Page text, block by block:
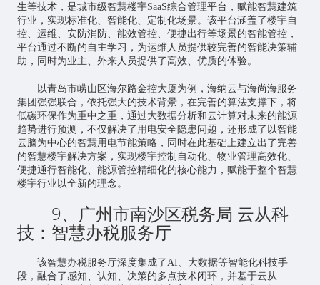
生等技术，是城市级智慧楼宇SaaS综合管理平台，赋能智慧建筑
行业，实现标准化、智能化、定制化场景。该平台涵盖了楼宇自
控、运维、安防消防、能效管控、便捷出行等场景的智能管控，
平台通过不断的自主学习，为运维人员提供较完善的智能决策辅
助，同时为业主、外来人员提供了高效、优质的体验。
以青岛市崂山区海尔路金控大厦为例，海纳云与海尚海服务
集团强强联合，依托强大的技术背景，在完善的算法支撑下，将
低碳环保作为重中之重，通过大数据分析和云计算对未来的能源
趋势进行预测，不仅解决了用电安全隐患问题，还形成了以智能
云脑为中心的智慧用电节能策略，同时在此基础上建立出了完善
的智慧楼宇解决方案，实现楼宇控制自动化、物业管理高效化、
便捷通行智能化、能源管控精细化的核心能力，赋能于整个智慧
楼宇行业以全新的理念。
9、广州市南沙区税务局 云从科
技：智慧办税服务厅
该智慧办税服务厅深度集成了AI、大数据等智能化科技手
段，融合了感知、认知、决策的多点技术闭环，并基于云从